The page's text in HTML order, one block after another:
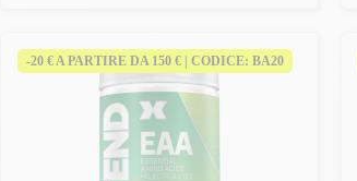
-20 € A PARTIRE DA 150 € | CODICE: BA20